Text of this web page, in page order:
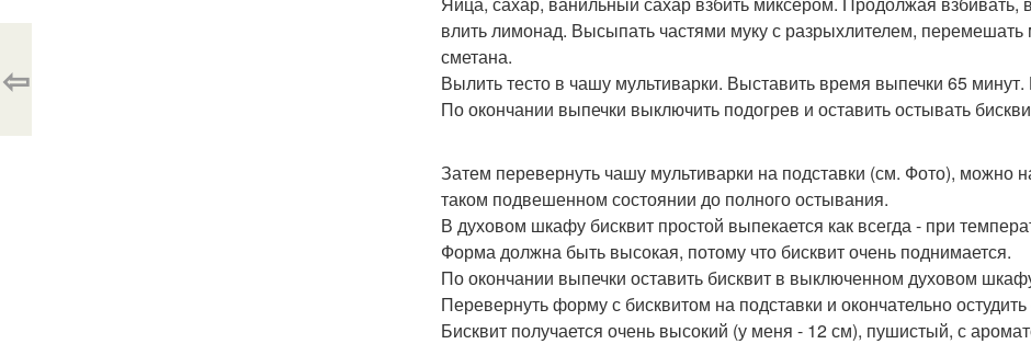
влить лимонад. Высыпать частями муку с разрыхлителем, перемешать
сметана.
Вылить тесто в чашу мультиварки. Выставить время выпечки 65
По окончании выпечки выключить подогрев и оставить остывать
Затем перевернуть чашу мультиварки на подставки (см. Фото), можно
таком подвешенном состоянии до полного остывания.
В духовом шкафу бисквит простой выпекается как всегда - при
Форма должна быть высокая, потому что бисквит очень поднимается.
По окончании выпечки оставить бисквит в выключенном духовом
Перевернуть форму с бисквитом на подставки и окончательно остудить
Бисквит получается очень высокий (у меня - 12 см), пушистый, с
⇦